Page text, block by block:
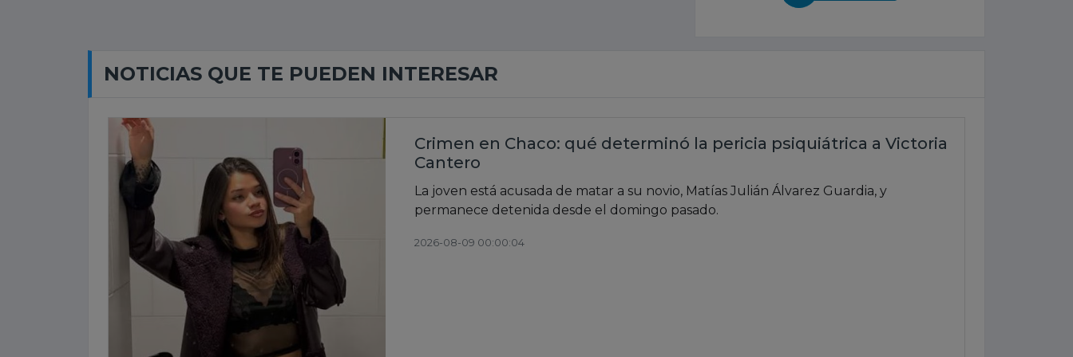
NOTICIAS QUE TE PUEDEN INTERESAR
Crimen en Chaco: qué determinó la pericia psiquiátrica a Victoria
Cantero
La joven está acusada de matar a su novio, Matías Julián Álvarez Guardia, y
permanece detenida desde el domingo pasado.
2026-08-09 00:00:04